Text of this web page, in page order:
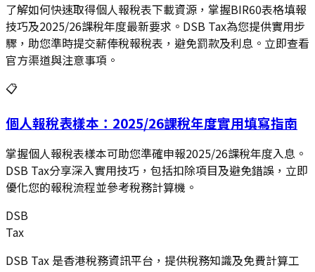
了解如何快速取得個人報稅表下載資源，掌握BIR60表格填報
技巧及2025/26課稅年度最新要求。DSB Tax為您提供實用步
驟，助您準時提交薪俸稅報稅表，避免罰款及利息。立即查看
官方渠道與注意事項。
📋
個人報稅表樣本：2025/26課稅年度實用填寫指南
掌握個人報稅表樣本可助您準確申報2025/26課稅年度入息。
DSB Tax分享深入實用技巧，包括扣除項目及避免錯誤，立即
優化您的報稅流程並參考稅務計算機。
DSB
Tax
DSB Tax 是香港稅務資訊平台，提供稅務知識及免費計算工